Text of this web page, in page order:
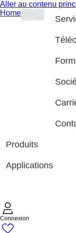
Aller au contenu
Home
Produits
Applications
Connexion